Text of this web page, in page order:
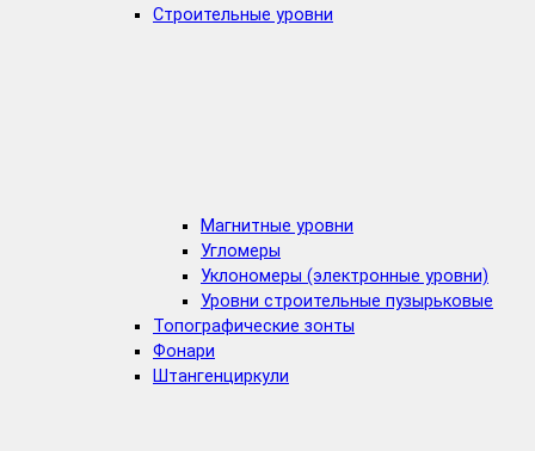
Строительные уровни
Магнитные уровни
Угломеры
Уклономеры (электронные уровни)
Уровни строительные пузырьковые
Топографические зонты
Фонари
Штангенциркули